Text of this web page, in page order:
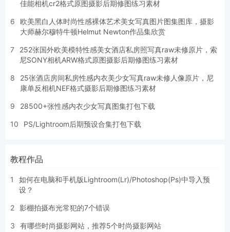
佳能相机cr2格式原图摄影后期修图练习素材
6
欧美黑白人体时尚性感裸体艺术美女写真图片图集图库，摄影
大师赫尔穆特牛顿Helmut Newton作品集欣赏
7
252张国外欧美模特性感美女酒店私房照写真raw未修原片，索
尼SONY相机ARW格式原图摄影后期修图练习素材
8
25张酒店房间私房性感内衣美少女写真raw未修人像原片，尼
康单反相机NEF格式摄影后期修图练习素材
9 28500+张性感内衣少女写真图集打包下载
10 PS/Lightroom后期预设合集打包下载
教程作品
1
如何在电脑和手机版Lightroom(Lr)/Photoshop(Ps)中导入预
设？
2 影棚拍摄布光常犯的7个错误
3 有哪些时尚摄影网站，推荐5个时尚摄影网站